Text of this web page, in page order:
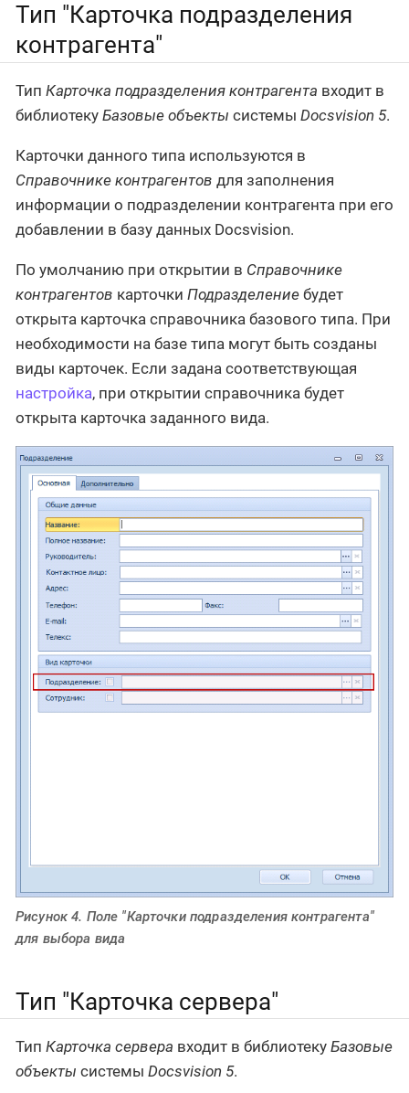
Тип "Карточка подразделения
контрагента"
Тип Карточка подразделения контрагента входит в
библиотеку Базовые объекты системы Docsvision 5.
Карточки данного типа используются в
Справочнике контрагентов для заполнения
информации о подразделении контрагента при его
добавлении в базу данных Docsvision.
По умолчанию при открытии в Справочнике
контрагентов карточки Подразделение будет
открыта карточка справочника базового типа. При
необходимости на базе типа могут быть созданы
виды карточек. Если задана соответствующая
настройка, при открытии справочника будет
открыта карточка заданного вида.
Рисунок 4. Поле "Карточки подразделения контрагента"
для выбора вида
Тип "Карточка сервера"
Тип Карточка сервера входит в библиотеку Базовые
объекты системы Docsvision 5.